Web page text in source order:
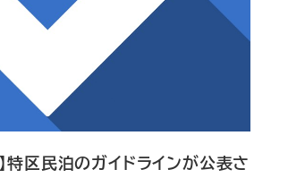
特区民泊のガイドラインが公表さ